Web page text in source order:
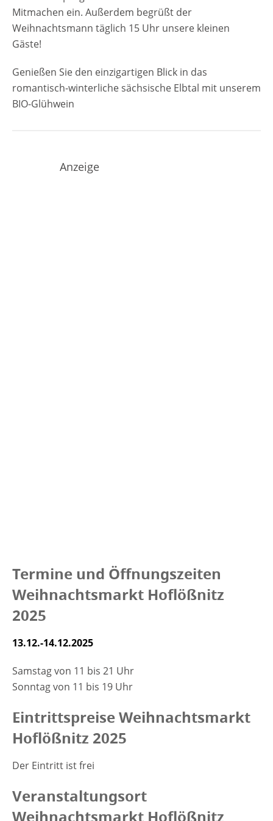
Mitmachen ein. Außerdem begrüßt der
Weihnachtsmann täglich 15 Uhr unsere kleinen
Gäste!
Genießen Sie den einzigartigen Blick in das
romantisch-winterliche sächsische Elbtal mit unserem
BIO-Glühwein
Anzeige
Termine und Öffnungszeiten
Weihnachtsmarkt Hoflößnitz
2025
13.12.-14.12.2025
Samstag von 11 bis 21 Uhr
Sonntag von 11 bis 19 Uhr
Eintrittspreise Weihnachtsmarkt
Hoflößnitz 2025
Der Eintritt ist frei
Veranstaltungsort